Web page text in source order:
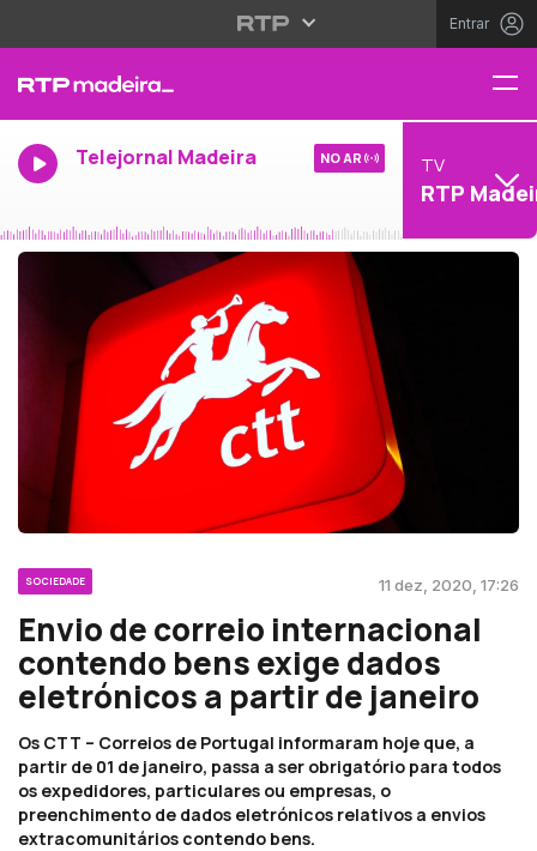
Entrar
Telejornal Madeira NO AR TV
RTP
SOCIEDADE 11 dez, 2020, 17:26
Envio de correio internacional
contendo bens exige dados
eletrónicos a partir de janeiro
Os CTT – Correios de Portugal informaram hoje que, a
partir de 01 de janeiro, passa a ser obrigatório para todos
os expedidores, particulares ou empresas, o
preenchimento de dados eletrónicos relativos a envios
extracomunitários contendo bens.